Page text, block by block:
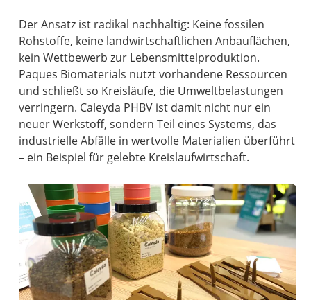
Der Ansatz ist radikal nachhaltig: Keine fossilen
Rohstoffe, keine landwirtschaftlichen Anbauflächen,
kein Wettbewerb zur Lebensmittelproduktion.
Paques Biomaterials nutzt vorhandene Ressourcen
und schließt so Kreisläufe, die Umweltbelastungen
verringern. Caleyda PHBV ist damit nicht nur ein
neuer Werkstoff, sondern Teil eines Systems, das
industrielle Abfälle in wertvolle Materialien überführt
– ein Beispiel für gelebte Kreislaufwirtschaft.